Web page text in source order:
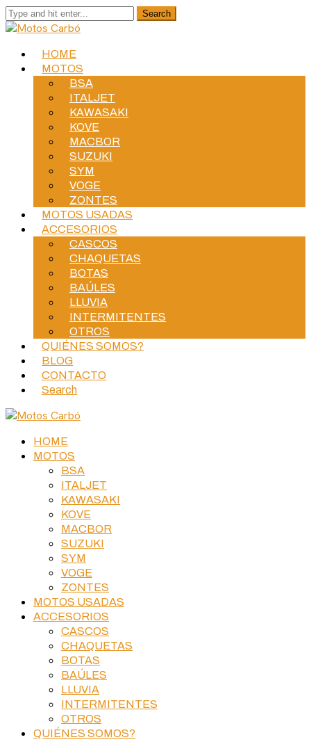
HOME
MOTOS
BSA
ITALJET
KAWASAKI
KOVE
MACBOR
SUZUKI
SYM
VOGE
ZONTES
MOTOS USADAS
ACCESORIOS
CASCOS
CHAQUETAS
BOTAS
BAÚLES
LLUVIA
INTERMITENTES
OTROS
QUIÉNES SOMOS?
BLOG
CONTACTO
Search
HOME
MOTOS
BSA
ITALJET
KAWASAKI
KOVE
MACBOR
SUZUKI
SYM
VOGE
ZONTES
MOTOS USADAS
ACCESORIOS
CASCOS
CHAQUETAS
BOTAS
BAÚLES
LLUVIA
INTERMITENTES
OTROS
QUIÉNES SOMOS?